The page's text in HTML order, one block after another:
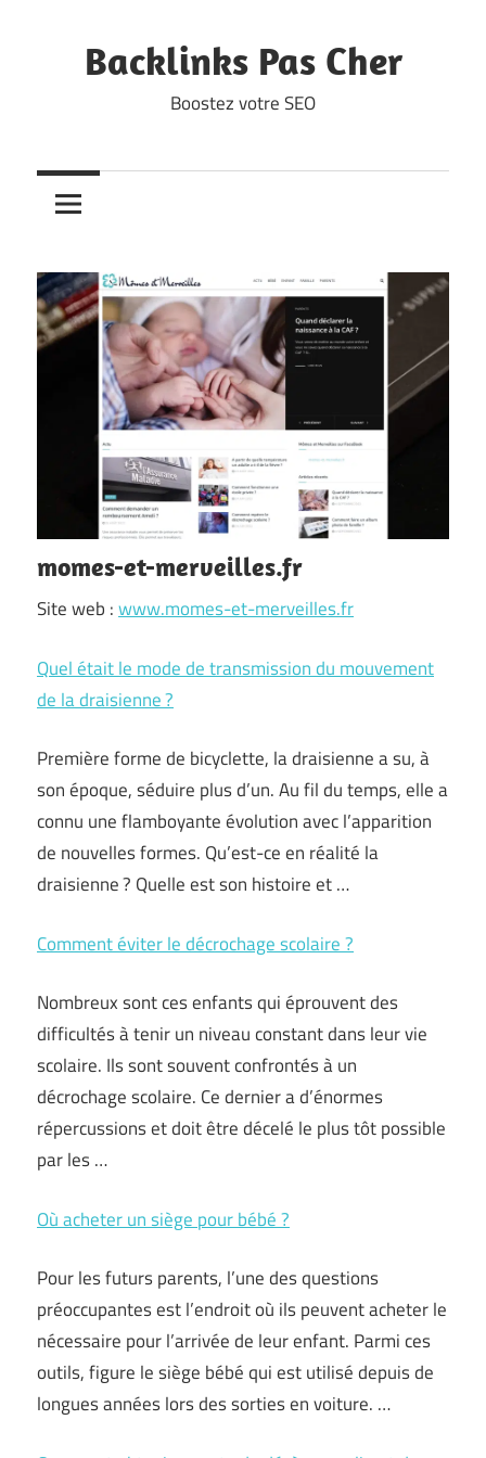
contentBacklinks Pas Cher
Boostez votre SEO
momes-et-merveilles.fr
Site web :www.momes-et-merveilles.fr
Quel était le mode de transmission du mouvement
de la draisienne ?
Première forme de bicyclette, la draisienne a su, à
son époque, séduire plus d’un. Au fil du temps, elle a
connu une flamboyante évolution avec l’apparition
de nouvelles formes. Qu’est-ce en réalité la
draisienne ? Quelle est son histoire et …
Comment éviter le décrochage scolaire ?
Nombreux sont ces enfants qui éprouvent des
difficultés à tenir un niveau constant dans leur vie
scolaire. Ils sont souvent confrontés à un
décrochage scolaire. Ce dernier a d’énormes
répercussions et doit être décelé le plus tôt possible
par les …
Où acheter un siège pour bébé ?
Pour les futurs parents, l’une des questions
préoccupantes est l’endroit où ils peuvent acheter le
nécessaire pour l’arrivée de leur enfant. Parmi ces
outils, figure le siège bébé qui est utilisé depuis de
longues années lors des sorties en voiture. …